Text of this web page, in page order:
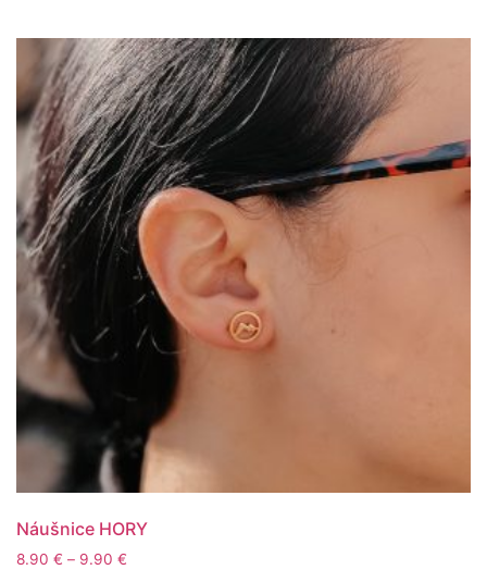
Náušnice HORY
8.90 € – 9.90 €